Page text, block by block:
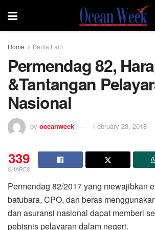
Home Berita Lain
Permendag 82,
&Tantangan
Nasional
by oceanweek February 23, 2018
339
SHARES
Permendag 82/2017 yang mewajibkan
batubara, CPO, dan beras
dan asuransi nasional dapat memberi
pebisnis pelayaran dalam negeri.